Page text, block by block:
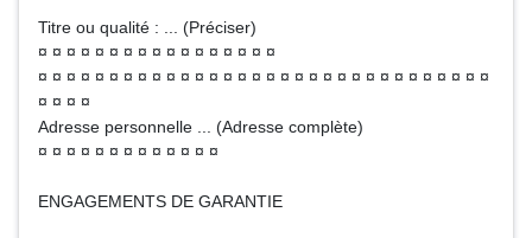
Titre ou qualité : ... (Préciser)
¤ ¤ ¤ ¤ ¤ ¤ ¤ ¤ ¤ ¤ ¤ ¤ ¤ ¤ ¤ ¤ ¤
¤ ¤ ¤ ¤ ¤ ¤ ¤ ¤ ¤ ¤ ¤ ¤ ¤ ¤ ¤ ¤ ¤ ¤ ¤ ¤ ¤ ¤ ¤ ¤ ¤ ¤ ¤ ¤ ¤ ¤ ¤ ¤
¤ ¤ ¤ ¤
Adresse personnelle ... (Adresse complète)
¤ ¤ ¤ ¤ ¤ ¤ ¤ ¤ ¤ ¤ ¤ ¤ ¤
ENGAGEMENTS DE GARANTIE